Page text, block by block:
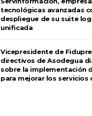
tecnológicas avanzadas
despliegue de su suite
unificada
Vicepresidente de
directivos de Asodegua
sobre la implementación
para mejorar los servicios